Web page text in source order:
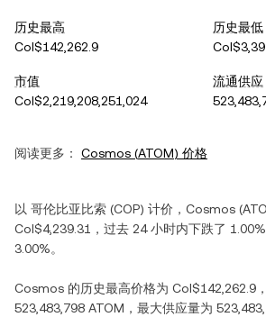
历史最高
Col$142,262.9
历史最低
市值
Col$2,219,208,251,024
流通供应
阅读更多： Cosmos (ATOM) 价格
以 哥伦比亚比索 (COP) 计价， Cosmos (
Col$4,239.31 ，过去 24 小时内下跌了 1.00%
3.00%。
Cosmos 的历史最高价格为 Col$142,262.9
523,483,798 ATOM ，最大供应量为